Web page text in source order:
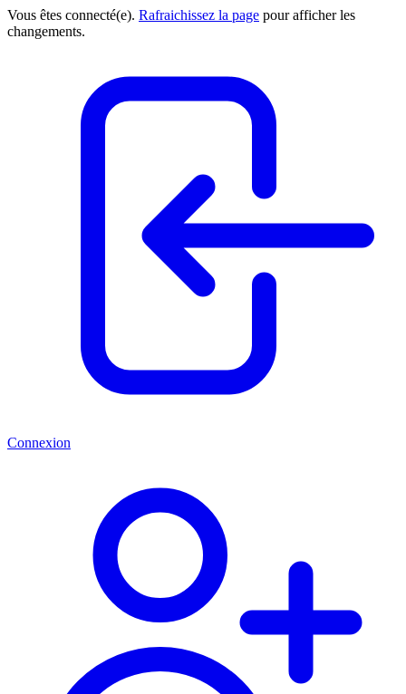
Vous êtes connecté(e). Rafraichissez la page pour afficher les
changements.
Connexion